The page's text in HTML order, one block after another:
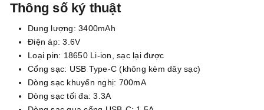
Thông số ký thuật
Dung lượng: 3400mAh
Điện áp: 3.6V
Loại pin: 18650 Li-ion, sạc lại được
Cổng sạc: USB Type-C (không kèm dây sạc)
Dòng sạc khuyến nghị: 700mA
Dòng sạc tối đa: 3.3A